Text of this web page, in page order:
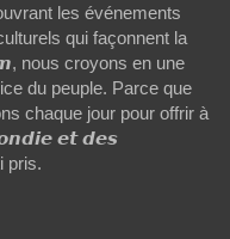
les événements
qui façonnent la
nous croyons en une
du peuple. Parce que
chaque jour pour offrir à
𝙚𝙩 𝙙𝙚𝙨
pris.